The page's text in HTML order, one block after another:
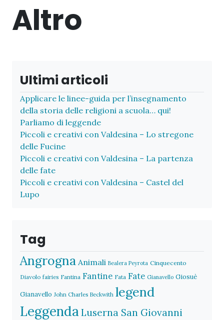
Altro
Ultimi articoli
Applicare le linee-guida per l’insegnamento
della storia delle religioni a scuola… qui!
Parliamo di leggende
Piccoli e creativi con Valdesina – Lo stregone
delle Fucine
Piccoli e creativi con Valdesina – La partenza
delle fate
Piccoli e creativi con Valdesina – Castel del
Lupo
Tag
Angrogna Animali Bealera Peyrota Cinquecento
Diavolo fairies Fantina Fantine Fata Fate Gianavello Giosuè
Gianavello John Charles Beckwith legend
Leggenda Luserna San Giovanni